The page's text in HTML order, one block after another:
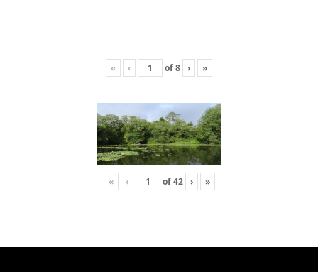
« ‹ of8 › »
« ‹ of42 › »